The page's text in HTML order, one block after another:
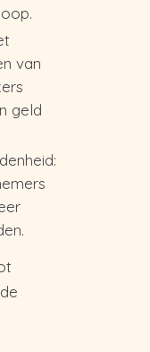
van
geld